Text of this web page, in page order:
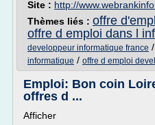
Site : http://
Thèmes liés : offre
offre d emploi dans l
developpeur informatique france /
informatique / offre d emploi
Emploi: Bon coin
offres d ...
Afficher